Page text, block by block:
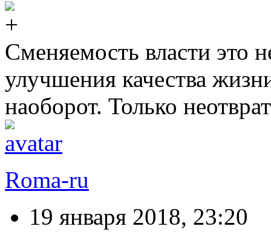
Сменяемость власти это
улучшения качества
наоборот. Только
Roma-ru
19 января 2018, 23:20